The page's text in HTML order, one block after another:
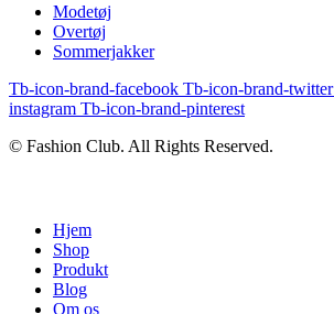
Modetøj
Overtøj
Sommerjakker
Tb-icon-brand-facebook Tb-icon-brand-twitter
instagram Tb-icon-brand-pinterest
© Fashion Club. All Rights Reserved.
Hjem
Shop
Produkt
Blog
Om os